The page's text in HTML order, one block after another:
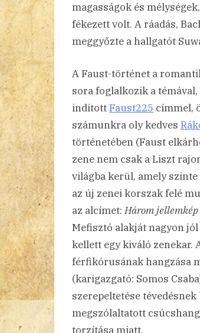
magasságok és
fékezett volt. A ráadás,
meggyőzte a hallgatót
A Faust-történet a
sora foglalkozik a
indítottFaust225 címmel,
számunkra oly kedves
történetében (Faust
zene nem csak a Liszt
világba kerül, amely
az új zenei korszak felé
az alcímet:Három
Mefisztó alakját nagyon
kellett egy kiváló zenekar.
férfikórusának hangzása
(karigazgató: Somos
szerepeltetése
megszólaltatott
torzítása miatt.